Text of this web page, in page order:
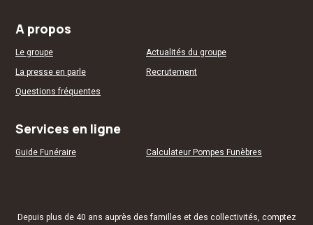
A propos
Le groupe
Actualités du groupe
La presse en parle
Recrutement
Questions fréquentes
Services en ligne
Guide Funéraire Calculateur Pompes Funèbres
Depuis plus de 40 ans auprès des familles et des collectivités, comptez